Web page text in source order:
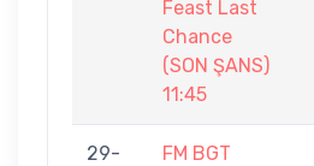
Feast Last
Chance
(SON ŞANS)
11:45
29-
FM BGT